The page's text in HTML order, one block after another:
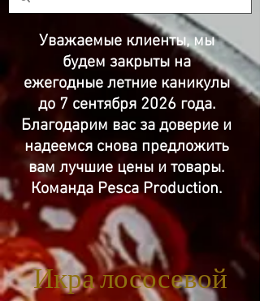
Уважаемые клиенты, мы
будем закрыты на
ежегодные летние каникулы
до 7 сентября 2026 года.
Благодарим вас за доверие и
надеемся снова предложить
вам лучшие цены и товары.
Команда Pesca Production.
Икра лососевой